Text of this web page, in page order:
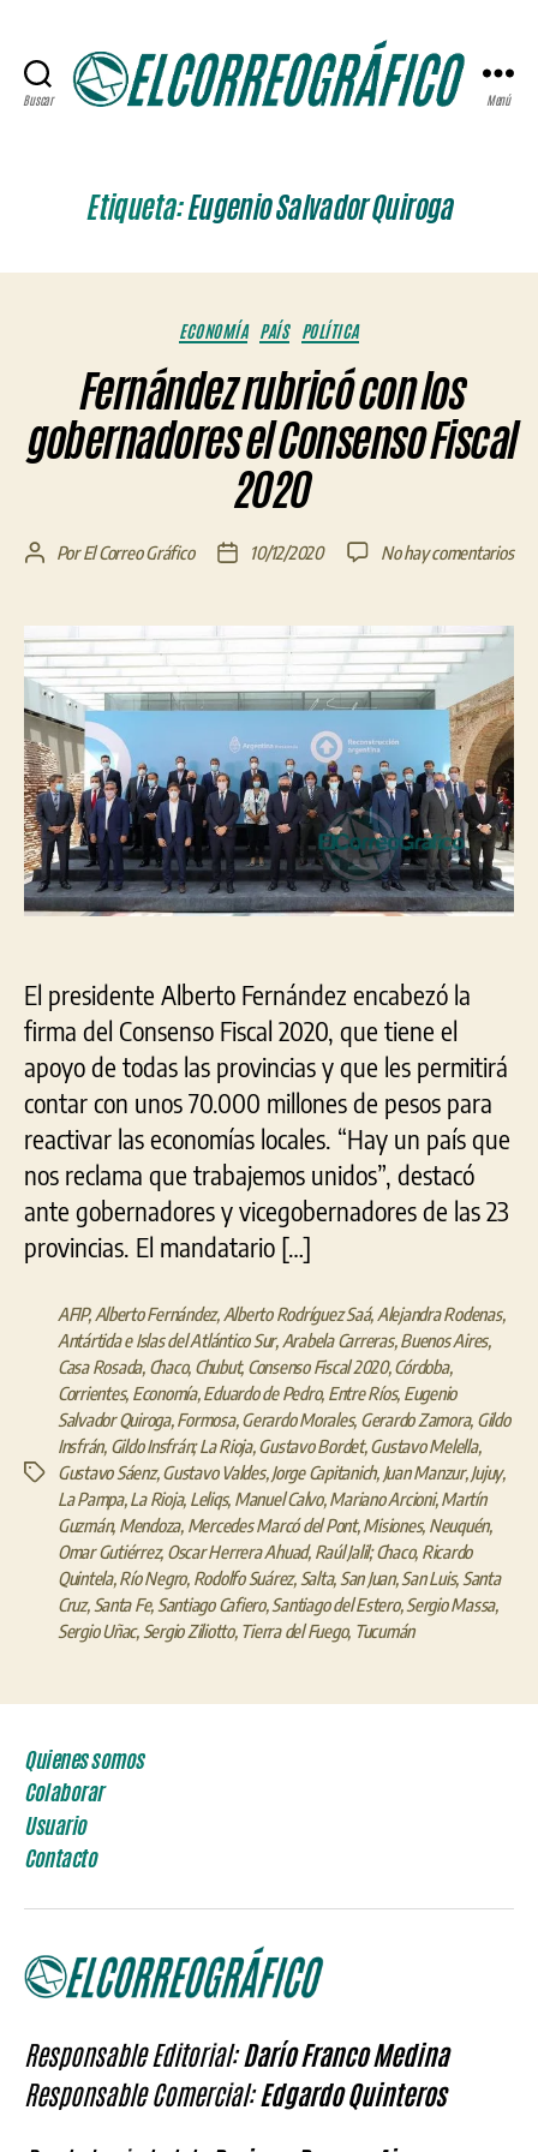
Buscar Menú
Etiqueta:Eugenio Salvador Quiroga
Categorías
ECONOMÍA PAÍS POLÍTICA
Fernández rubricó con los
gobernadores el Consenso Fiscal
2020
Autor
entrada
PorEl Correo Gráfico
Fecha
entrada
10/12/2020 No hay comentariosen
con
el
El presidente Alberto Fernández encabezó la
firma del Consenso Fiscal 2020, que tiene el
apoyo de todas las provincias y que les permitirá
contar con unos 70.000 millones de pesos para
reactivar las economías locales. “Hay un país que
nos reclama que trabajemos unidos”, destacó
ante gobernadores y vicegobernadores de las 23
provincias. El mandatario […]
Etiquetas
AFIP, Alberto Fernández, Alberto Rodríguez Saá, Alejandra Rodenas,
Antártida e Islas del Atlántico Sur, Arabela Carreras,Buenos Aires,
Casa Rosada, Chaco, Chubut, Consenso Fiscal 2020,Córdoba,
Corrientes, Economía,Eduardo de Pedro, Entre Ríos, Eugenio
Salvador Quiroga,Formosa,Gerardo Morales, Gerardo Zamora, Gildo
Insfrán, Gildo Insfrán; La Rioja,Gustavo Bordet,Gustavo Melella,
Gustavo Sáenz,Gustavo Valdes,Jorge Capitanich, Juan Manzur,Jujuy,
La Pampa,La Rioja, Leliqs, Manuel Calvo,Mariano Arcioni,Martín
Guzmán, Mendoza, Mercedes Marcó del Pont,Misiones, Neuquén,
Omar Gutiérrez, Oscar Herrera Ahuad, Raúl Jalil; Chaco, Ricardo
Quintela,Río Negro, Rodolfo Suárez, Salta, San Juan,San Luis, Santa
Cruz, Santa Fe, Santiago Cafiero,Santiago del Estero,Sergio Massa,
Sergio Uñac, Sergio Ziliotto, Tierra del Fuego, Tucumán
Quienes somos
Colaborar
Usuario
Contacto
Responsable Editorial:Darío Franco Medina
Responsable Comercial:Edgardo Quinteros